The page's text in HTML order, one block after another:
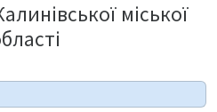
міської